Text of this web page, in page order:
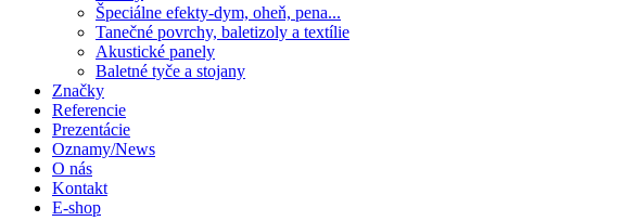
Špeciálne efekty-dym, oheň, pena...
Tanečné povrchy, baletizoly a textílie
Akustické panely
Baletné tyče a stojany
Značky
Referencie
Prezentácie
Oznamy/News
O nás
Kontakt
E-shop